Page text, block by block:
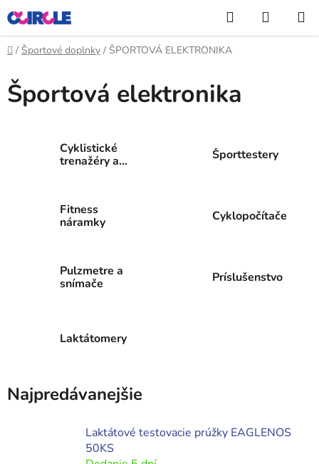
Prejsť
na
obsah
Hľadať
KOŠÍK
Domov
/ Športové doplnky / ŠPORTOVÁ ELEKTRONIKA
Športová elektronika
Cyklistické
trenažéry a
Športtestery
Fitness
náramky
Cyklopočítače
Pulzmetre a
snímače
Príslušenstvo
Laktátomery
Najpredávanejšie
Laktátové testovacie prúžky EAGLENOS
50KS